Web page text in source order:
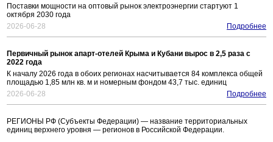
Поставки мощности на оптовый рынок электроэнергии стартуют 1
октября 2030 года
2026-06-28
Подробнее
Первичный рынок апарт-отелей Крыма и Кубани вырос в 2,5 раза с
2022 года
К началу 2026 года в обоих регионах насчитывается 84 комплекса общей
площадью 1,85 млн кв. м и номерным фондом 43,7 тыс. единиц
2026-06-28
Подробнее
РЕГИОНЫ РФ (Субъекты Федерации) — название территориальных
единиц верхнего уровня — регионов в Российской Федерации.